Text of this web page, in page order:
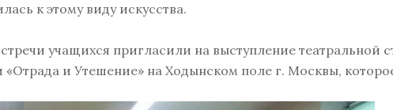
к этому виду искусства.
учащихся пригласили на выступление театральной
и Утешение» на Ходынском поле г. Москвы,